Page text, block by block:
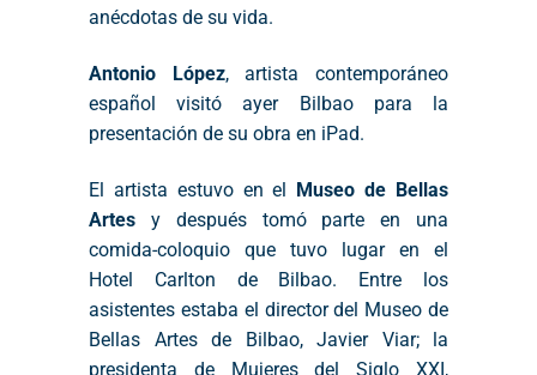
anécdotas de su vida.
Antonio López, artista contemporáneo
español visitó ayer Bilbao para la
presentación de su obra en iPad.
El artista estuvo en el Museo de Bellas
Artes y después tomó parte en una
comida-coloquio que tuvo lugar en el
Hotel Carlton de Bilbao. Entre los
asistentes estaba el director del Museo de
Bellas Artes de Bilbao, Javier Viar; la
presidenta de Mujeres del Siglo XXI,